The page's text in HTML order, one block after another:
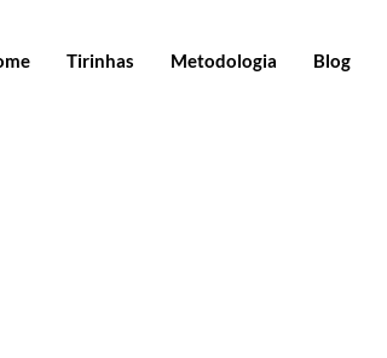
Tirinhas Metodologia Blog